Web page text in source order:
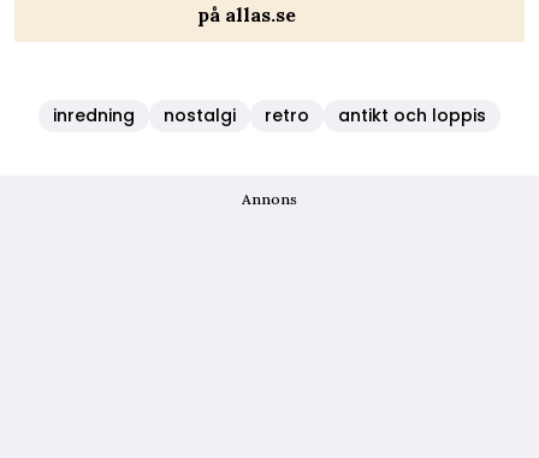
på allas.se
inredning nostalgi retro antikt och loppis
Annons